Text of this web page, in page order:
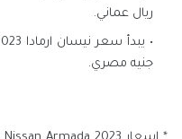
ريال عماني.
جنيه مصري.